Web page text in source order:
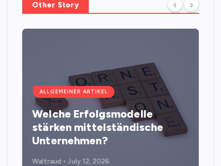
Other Story
ALLGEMEINER ARTIKEL
Welche Erfolgsmodelle
stärken mittelständische
Unternehmen?
Waltraud July 12, 2026